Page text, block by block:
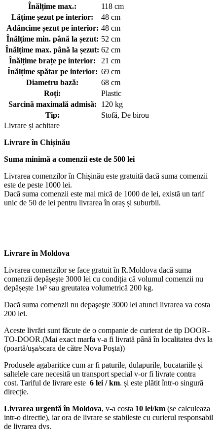
Înălțime max.:
118 cm
Lățime șezut pe interior:
48 cm
Adâncime șezut pe interior: 48 cm
Înălțime min. până la șezut: 52 cm
Înălțime max. până la șezut: 62 cm
Înălțime brațe pe interior:
21 cm
Înălțime spătar pe interior: 69 cm
Diametru bază:
68 cm
Roți:
Plastic
Sarcină maximală admisă:
120 kg
Tip:
Stofă, De birou
Livrare și achitare
Livrareîn Chișinău
Suma minimă a comenzii este de 500 lei
Livrarea comenzilor în Chișinău este gratuită dacă suma comenzii
este de peste 1000 lei.
Dacă suma comenzii este mai mică de 1000 de lei, există un tarif
unic de 50 de lei pentru livrarea în oraș și suburbii.
Livrare în Moldova
Livrarea comenzilor se face gratuit în R.Moldova dacă suma
comenzii depășește 3000 lei cu condiția că volumul comenzii nu
depășește 1м³ sau greutatea volumetrică 200 kg.
Dacă suma comenzii nu depaşeşte 3000 lei atunci livrarea va costa
200 lei.
Aceste livrări sunt făcute de o companie de curierat de tip DOOR-
TO-DOOR.(Mai exact marfa v-a fi livrată până în localitatea dvs la
(poartă/ușa/scara de către Nova Poşta))
Produsele agabaritice cum ar fi paturile, dulapurile, bucatariile și
saltelele care necesită un transport special v-or fi livrate contra
cost. Tariful de livrare este 6 lei / km. și este plătit într-o singură
direcție.
Livrarea urgentă în Moldova, v-a costa 10 lei/km (se calculeaza
intr-o directie), iar ora de livrare se stabileste cu curierul responsabil
de livrarea dvs.